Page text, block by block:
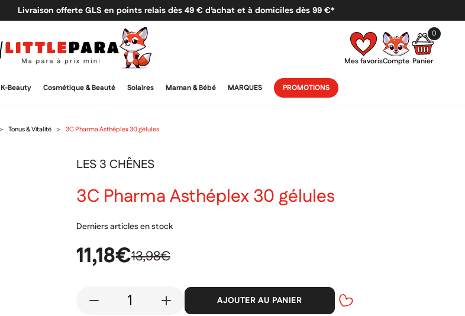
Livraison offerte GLS en points relais dès 49 € d’achat et à domiciles dès 99 €*
Mes favorisCompte
0
Panier
K-Beauty Cosmétique & Beauté Solaires Maman & Bébé MARQUES PROMOTIONS
Tonus & Vitalité 3C Pharma Asthéplex 30 gélules
LES 3 CHÊNES
3C Pharma Asthéplex 30 gélules
Derniers articles en stock
11,18€13,98€
- + AJOUTER AU PANIER